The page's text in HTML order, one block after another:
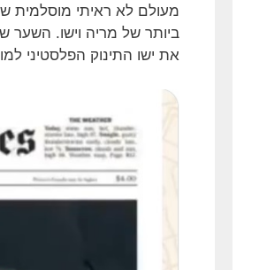
מעולם לא ראיתי מוסלמית
ביותר של מריה וישו. השער
את ישו התינוק הפלסטיני